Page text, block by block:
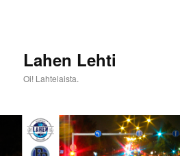
Lahen Lehti
Oi! Lahtelaista.